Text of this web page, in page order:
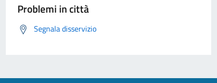
Problemi in città
Segnala disservizio